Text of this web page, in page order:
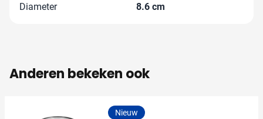
Diameter
8.6 cm
Anderen bekeken ook
Nieuw